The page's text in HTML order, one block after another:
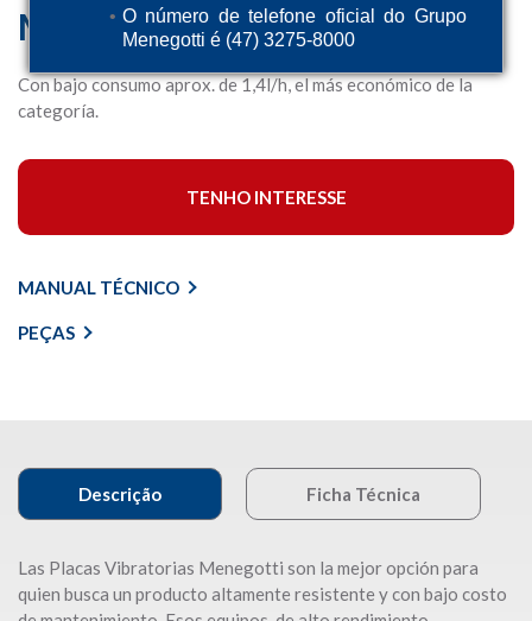
O número de telefone oficial do Grupo
Menegotti é (47) 3275-8000
MPV 62
Con bajo consumo aprox. de 1,4l/h, el más económico de la
categoría.
TENHO INTERESSE
MANUAL TÉCNICO
PEÇAS
Descrição Ficha Técnica
Las Placas Vibratorias Menegotti son la mejor opción para
quien busca un producto altamente resistente y con bajo costo